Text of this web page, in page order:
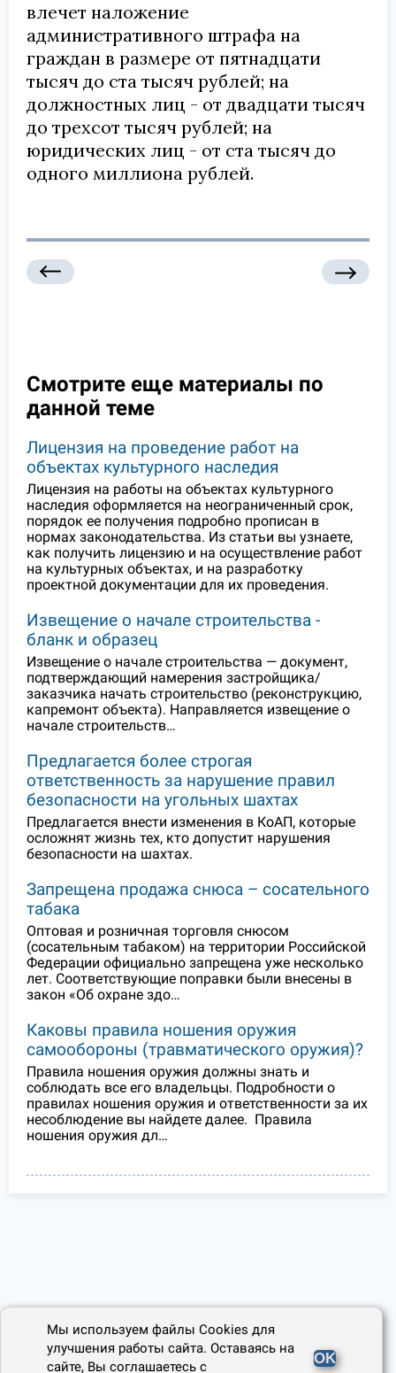
влечет наложение
административного штрафа на
граждан в размере от пятнадцати
тысяч до ста тысяч рублей; на
должностных лиц - от двадцати тысяч
до трехсот тысяч рублей; на
юридических лиц - от ста тысяч до
одного миллиона рублей.
Смотрите еще материалы по
данной теме
Лицензия на проведение работ на
объектах культурного наследия
Лицензия на работы на объектах культурного
наследия оформляется на неограниченный срок,
порядок ее получения подробно прописан в
нормах законодательства. Из статьи вы узнаете,
как получить лицензию и на осуществление работ
на культурных объектах, и на разработку
проектной документации для их проведения.
Извещение о начале строительства -
бланк и образец
Извещение о начале строительства — документ,
подтверждающий намерения застройщика/
заказчика начать строительство (реконструкцию,
капремонт объекта). Направляется извещение о
начале строительств…
Предлагается более строгая
ответственность за нарушение правил
безопасности на угольных шахтах
Предлагается внести изменения в КоАП, которые
осложнят жизнь тех, кто допустит нарушения
безопасности на шахтах.
Запрещена продажа снюса – сосательного
табака
Оптовая и розничная торговля снюсом
(сосательным табаком) на территории Российской
Федерации официально запрещена уже несколько
лет. Соответствующие поправки были внесены в
закон «Об охране здо…
Каковы правила ношения оружия
самообороны (травматического оружия)?
Правила ношения оружия должны знать и
соблюдать все его владельцы. Подробности о
правилах ношения оружия и ответственности за их
несоблюдение вы найдете далее. Правила
ношения оружия дл…
Мы используем файлы Cookies для
улучшения работы сайта. Оставаясь на
сайте, Вы соглашаетесь с
OK